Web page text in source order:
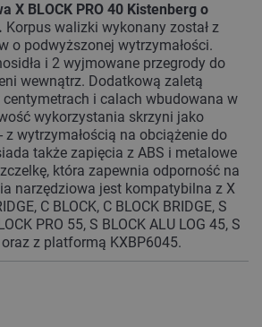
X BLOCK PRO 40 Kistenberg o
Korpus walizki wykonany został z
o podwyższonej wytrzymałości.
i 2 wyjmowane przegrody do
wewnątrz. Dodatkową zaletą
i calach wbudowana w
wykorzystania skrzyni jako
z wytrzymałością na obciążenie do
także zapięcia z ABS i metalowe
która zapewnia odporność na
narzędziowa jest kompatybilna z X
C BLOCK, C BLOCK BRIDGE, S
PRO 55, S BLOCK ALU LOG 45, S
oraz z platformą KXBP6045.